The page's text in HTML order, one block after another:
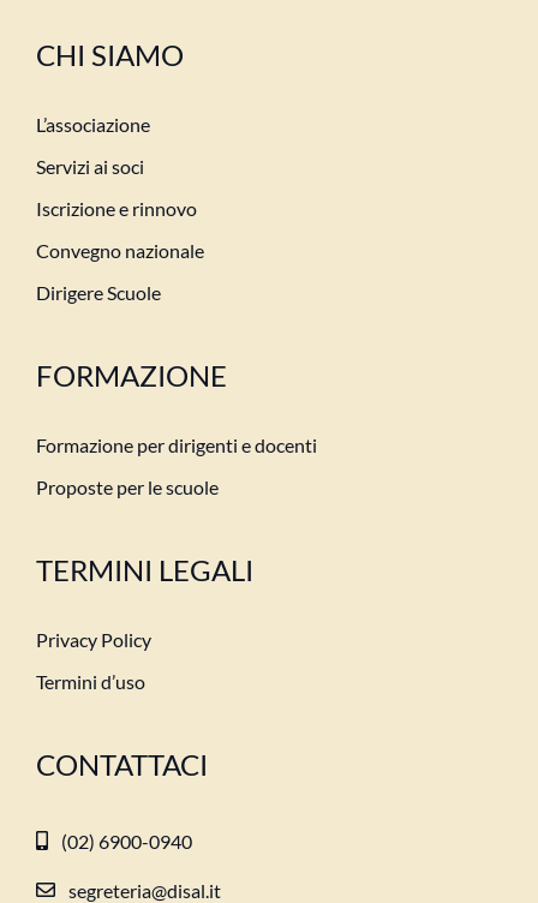
CHI SIAMO
L’associazione
Servizi ai soci
Iscrizione e rinnovo
Convegno nazionale
Dirigere Scuole
FORMAZIONE
Formazione per dirigenti e docenti
Proposte per le scuole
TERMINI LEGALI
Privacy Policy
Termini d’uso
CONTATTACI
(02) 6900-0940
segreteria@disal.it